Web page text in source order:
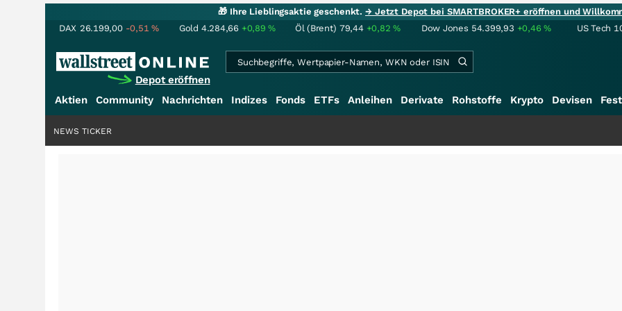
🎁 Ihre Lieblingsaktie geschenkt.→ Jetzt Depot bei SMARTBROKER+ eröffnen und
DAX 26.199,00 -0,51% Gold 4.284,66 +0,89% Öl (Brent) 79,44 +0,82% Dow Jones 54.399,93 +0,46% US Tech
Depot eröffnen
Aktien Community Nachrichten Indizes Fonds ETFs Anleihen Derivate Rohstoffe Krypto Devisen
NEWS TICKER